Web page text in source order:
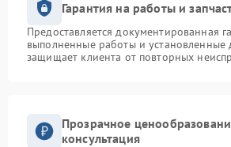
Гарантия на работы и
Предоставляется документированная
выполненные работы и установленные
защищает клиента от повторных
Прозрачное
консультация